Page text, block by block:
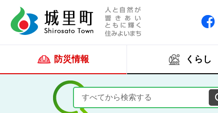
防災情報 くらし